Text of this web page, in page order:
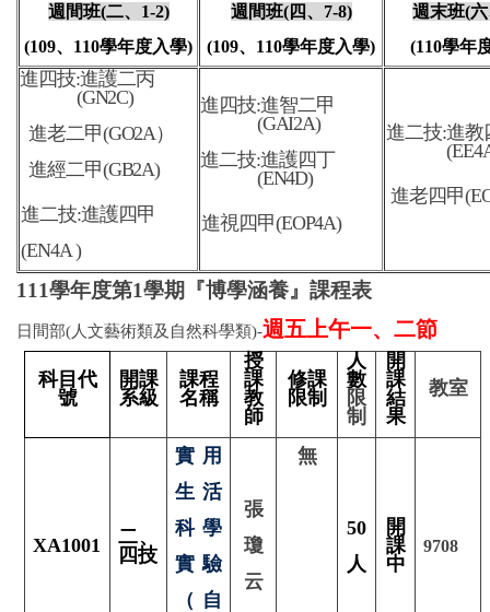
週間班(二、 1-2)
(109、 110學年度入學)
週間班(四、 7-8)
(109、 110學年度入學)
週末班(
(110學年
進四技:進護二丙
(GN2C)
進老二甲(GO2A）
進經二甲(GB2A)
進二技:進護四甲
(EN4A )
進四技:進智二甲
(GAI2A)
進二技:進護四丁
(EN4D)
進視四甲(EOP4A)
進二技:進教
進老四甲
111學年度第1學期『博學涵養』課程表
日間部(人文藝術類及自然科學類)-週五上午一、二節
科目代
號
開課
系級
課程
名稱
授
課
教
師
修課
限制
人
數
限
制
開
課
結
果
教室
XA1001 二、
四技
實用
生活
科學
實驗
（自
張
瓊
云
無
50
人
開
課
中
9708